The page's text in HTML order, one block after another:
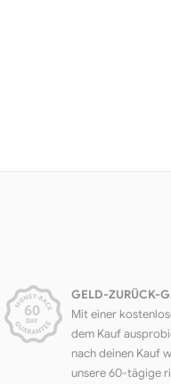
GELD-ZURÜCK-
Mit einer
dem Kauf
nach deinen Kauf
unsere 60-tägige